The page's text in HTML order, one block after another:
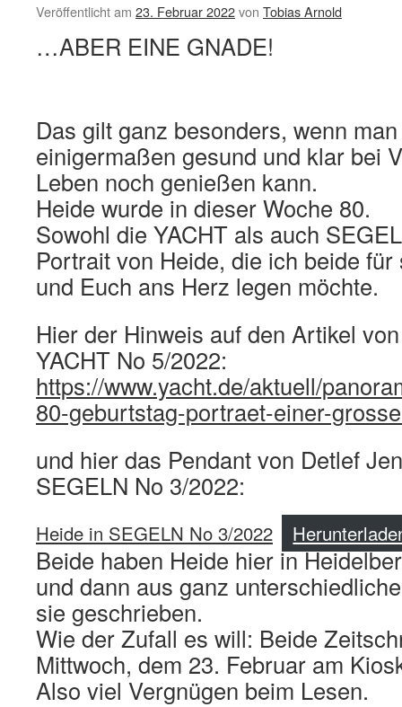
Veröffentlicht am 23. Februar 2022von Tobias Arnold
…ABER EINE GNADE!
Das gilt ganz besonders, wenn
einigermaßen gesund und klar bei
Leben noch genießen kann.
Heide wurde in dieser Woche 80.
Sowohl die YACHT als auch
Portrait von Heide, die ich beide
und Euch ans Herz legen möchte.
Hier der Hinweis auf den Artikel
YACHT No 5/2022:
https://www.yacht.de/aktuell/
80-geburtstag-portraet-einer-
und hier das Pendant von Detlef
SEGELN No 3/2022:
Heide in SEGELN No 3/2022
Beide haben Heide hier in
und dann aus ganz
sie geschrieben.
Wie der Zufall es will: Beide
Mittwoch, dem 23. Februar am
Also viel Vergnügen beim Lesen.